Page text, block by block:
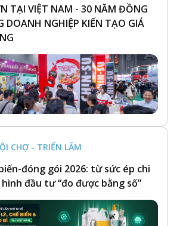
TẠI VIỆT NAM - 30 NĂM ĐỒNG
DOANH NGHIỆP KIẾN TẠO GIÁ
CHỢ - TRIỂN LÃM
đóng gói 2026: từ sức ép chi
đầu tư “đo được bằng số”